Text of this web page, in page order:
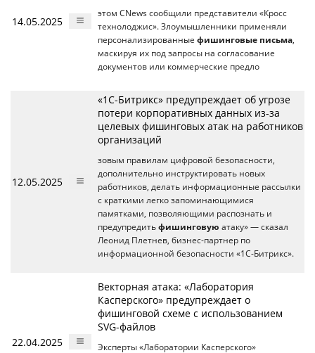
14.05.2025
этом CNews сообщили представители «Кросс
технолоджис». Злоумышленники применяли
персонализированные фишинговые письма
маскируя их под запросы на согласование
документов или коммерческие предло
12.05.2025
«1С-Битрикс» предупреждает об угрозе
потери корпоративных данных из-за
целевых фишинговых атак на работников
организаций
зовым правилам цифровой безопасности,
дополнительно инструктировать новых
работников, делать информационные рассылки
с краткими легко запоминающимися
памятками, позволяющими распознать и
предупредить фишинговую атаку» — сказал
Леонид Плетнев, бизнес-партнер по
информационной безопасности «1С-Битрикс».
22.04.2025
Векторная атака: «Лаборатория
Касперского» предупреждает о
фишинговой схеме с использованием
SVG-файлов
Эксперты «Лаборатории Касперского»